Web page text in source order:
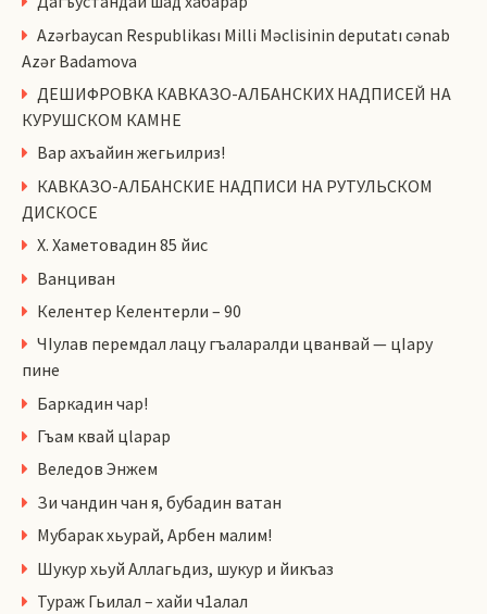
Azərbaycan Respublikası Milli Məclisinin deputatı cənab
Azər Badamova
ДЕШИФРОВКА КАВКАЗО-АЛБАНСКИХ НАДПИСЕЙ НА
КУРУШСКОМ КАМНЕ
Вар ахъайин жегьилриз!
КАВКАЗО-АЛБАНСКИЕ НАДПИСИ НА РУТУЛЬСКОМ
ДИСКОСЕ
Х. Хаметовадин 85 йис
Ванциван
Келентер Келентерли – 90
ЧIулав перемдал лацу гъаларалди цванвай — цIару
пине
Баркадин чар!
Гъам квай цlарар
Веледов Энжем
Зи чандин чан я, бубадин ватан
Мубарак хьурай, Арбен малим!
Шукур хьуй Аллагьдиз, шукур и йикъаз
Тураж Гьилал – хайи ч1алал